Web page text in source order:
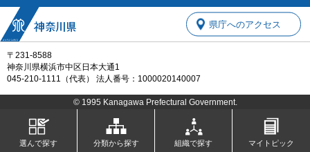
〒231-8588
神奈川県横浜市中区日本大通1
045-210-1111（代表） 法人番号：1000020140007
県庁へのアクセス
© 1995 Kanagawa Prefectural Government.
選んで探す 分類から探す 組織で探す マイトピック